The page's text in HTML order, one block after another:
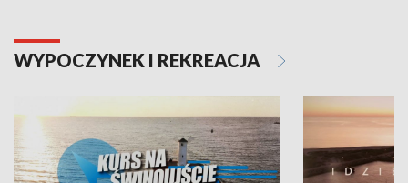
WYPOCZYNEK I REKREACJA